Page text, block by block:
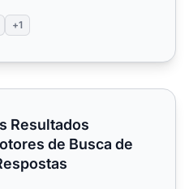
+1
Patrocinados em
Resultados
de Busca de